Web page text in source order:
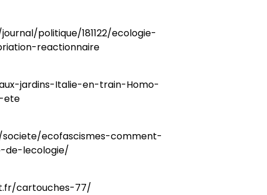
politique/181122/ecologie-
reactionnaire
jardins-Italie-en-train-Homo-
ete
ecofascismes-comment-
de-lecologie/
cartouches-77/